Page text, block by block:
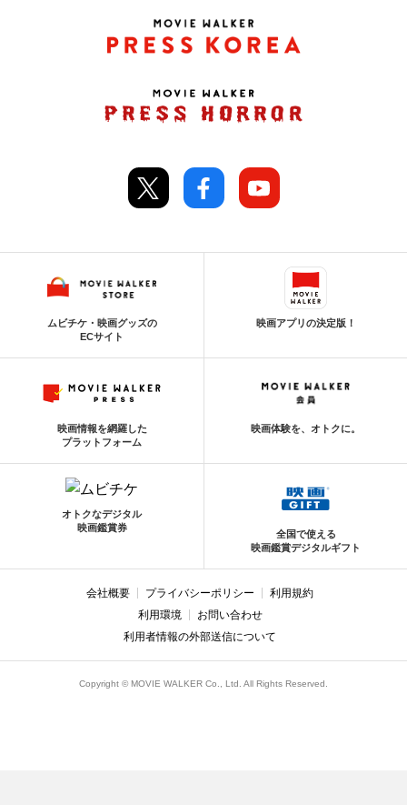
ムビチケ・映画グッズの
ECサイト
映画アプリの決定版！
映画情報を網羅した
プラットフォーム
映画体験を、オトクに。
オトクなデジタル
映画鑑賞券
全国で使える
映画鑑賞デジタルギフト
会社概要 プライバシーポリシー
利用規約
利用環境
お問い合わせ
利用者情報の外部送信について
Copyright © MOVIE WALKER Co., Ltd. All Rights Reserved.